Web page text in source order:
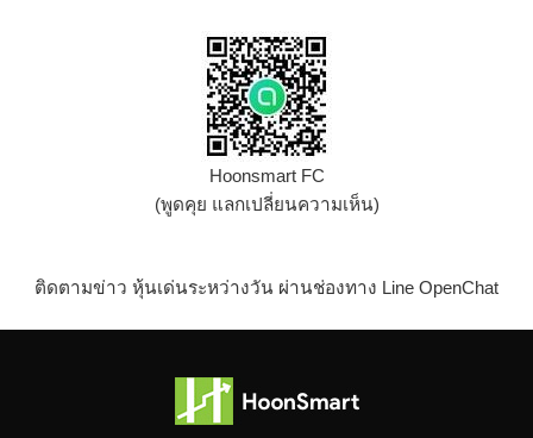
Hoonsmart FC
(พูดคุย แลกเปลี่ยนความเห็น)
ติดตามข่าว หุ้นเด่นระหว่างวัน ผ่านช่องทาง Line OpenChat